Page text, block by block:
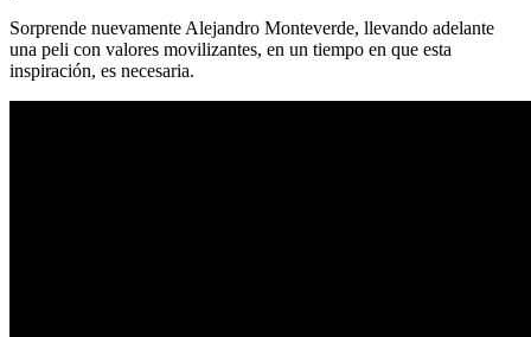
Sorprende nuevamente Alejandro Monteverde, llevando adelante
una peli con valores movilizantes, en un tiempo en que esta
inspiración, es necesaria.